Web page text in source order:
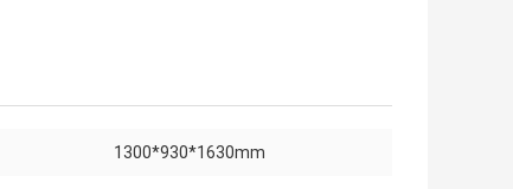
1300*930*1630mm